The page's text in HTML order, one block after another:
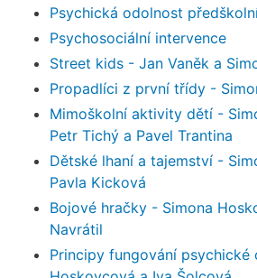
Psychická odolnost
Psychosociální intervence
Street kids - Jan Vaněk a
Propadlíci z první třídy -
Mimoškolní aktivity dětí -
Petr Tichý a Pavel Trantina
Dětské lhaní a tajemství -
Pavla Kicková
Bojové hračky - Simona
Navrátil
Principy fungování psychické